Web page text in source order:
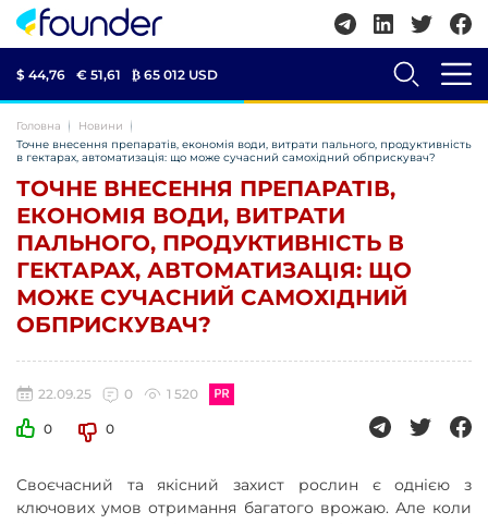
$ 44,76 € 51,61 ₿ 65 012 USD
Головна
Новини
Точне внесення препаратів, економія води, витрати пального, продуктивність
в гектарах, автоматизація: що може сучасний самохідний обприскувач?
ТОЧНЕ ВНЕСЕННЯ ПРЕПАРАТІВ,
ЕКОНОМІЯ ВОДИ, ВИТРАТИ
ПАЛЬНОГО, ПРОДУКТИВНІСТЬ В
ГЕКТАРАХ, АВТОМАТИЗАЦІЯ: ЩО
МОЖЕ СУЧАСНИЙ САМОХІДНИЙ
ОБПРИСКУВАЧ?
22.09.25 0 1 520
0 0
Своєчасний та якісний захист рослин є однією з
ключових умов отримання багатого врожаю. Але коли